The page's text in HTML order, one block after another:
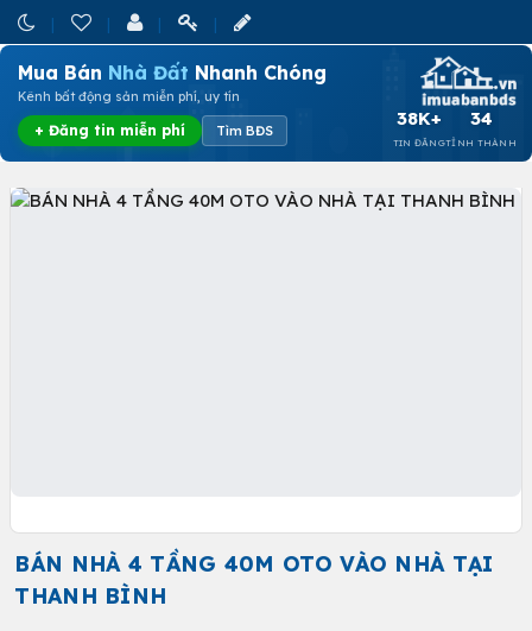
Mua Bán Nhà Đất Nhanh Chóng
Kênh bất động sản miễn phí, uy tín
+ Đăng tin miễn phí Tìm BĐS
38K+
TIN ĐĂNG
34
TỈNH THÀNH
BÁN NHÀ 4 TẦNG 40M OTO VÀO NHÀ TẠI
THANH BÌNH